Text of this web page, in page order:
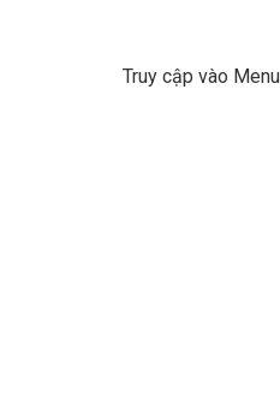
Truy cập vào Menu